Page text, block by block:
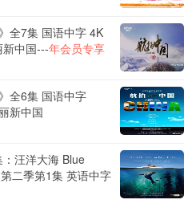
全7集 国语中字 4K
中国---年会员专享
全6集 国语中字
新中国
汪洋大海 Blue
二季第1集 英语中字